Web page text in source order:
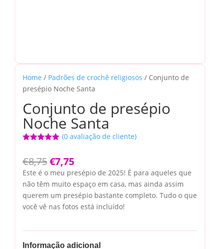
Home / Padrões de crochê religiosos / Conjunto de
presépio Noche Santa
Conjunto de presépio
Noche Santa
de 5, com
baseado
em
avaliação de
cliente
(0avaliação de cliente)
€8,75O
preço
original
era:
€8,75.
€7,75O
preço
atual
é:
€7,75.
Este é o meu presépio de 2025! É para aqueles que
não têm muito espaço em casa, mas ainda assim
querem um presépio bastante completo. Tudo o que
você vê nas fotos está incluído!
Informação adicional